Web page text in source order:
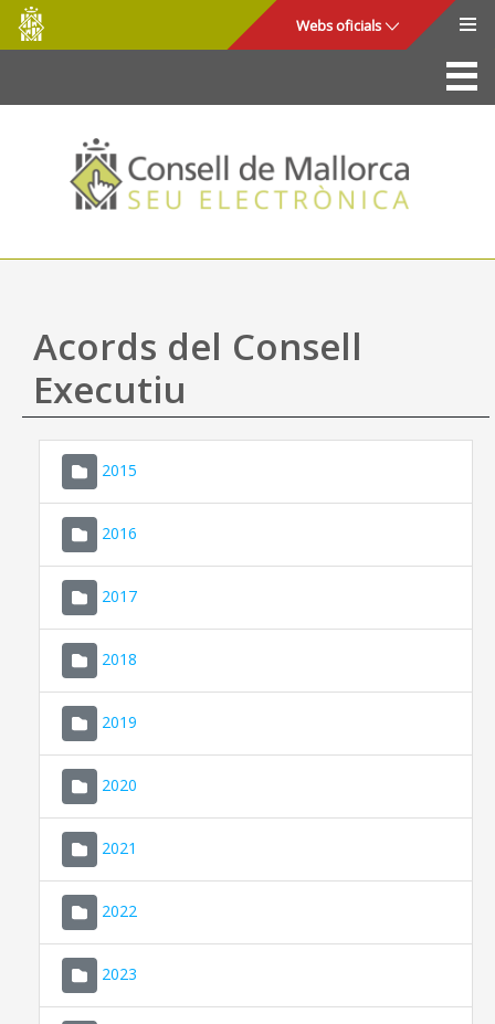
Salta al contingut principal
Consell
de
Mallorca
Webs oficials
La Seu
Consell de Mallorca
Accés i seguretat
Utilitats
Ajuda
Acords del Consell
Executiu
2015
2016
2017
2018
2019
2020
2021
2022
2023